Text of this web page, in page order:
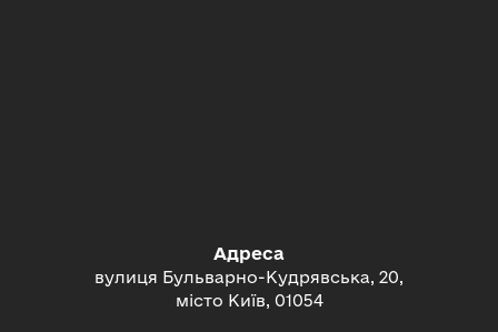
Адреса
вулиця Бульварно-Кудрявська, 20,
місто Київ, 01054